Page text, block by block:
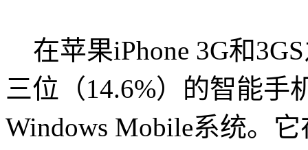
在苹果iPhone 3G和
三位（14.6%）的智能手
Windows Mobile系统。